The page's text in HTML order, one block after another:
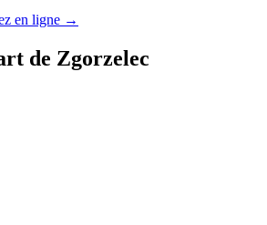
en ligne →
de Zgorzelec